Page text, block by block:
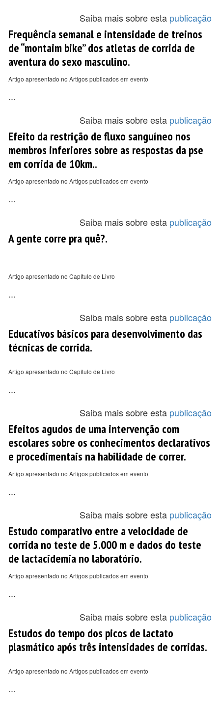
Saiba mais sobre esta publicação
Frequência semanal e intensidade de treinos
de “montaim bike” dos atletas de corrida de
aventura do sexo masculino.
Artigo apresentado no Artigos publicados em evento
...
Saiba mais sobre esta publicação
Efeito da restrição de fluxo sanguíneo nos
membros inferiores sobre as respostas da pse
em corrida de 10km..
Artigo apresentado no Artigos publicados em evento
...
Saiba mais sobre esta publicação
A gente corre pra quê?.
Artigo apresentado no Capítulo de Livro
...
Saiba mais sobre esta publicação
Educativos básicos para desenvolvimento das
técnicas de corrida.
Artigo apresentado no Capítulo de Livro
...
Saiba mais sobre esta publicação
Efeitos agudos de uma intervenção com
escolares sobre os conhecimentos declarativos
e procedimentais na habilidade de correr.
Artigo apresentado no Artigos publicados em evento
...
Saiba mais sobre esta publicação
Estudo comparativo entre a velocidade de
corrida no teste de 5.000 m e dados do teste
de lactacidemia no laboratório.
Artigo apresentado no Artigos publicados em evento
...
Saiba mais sobre esta publicação
Estudos do tempo dos picos de lactato
plasmático após três intensidades de corridas.
Artigo apresentado no Artigos publicados em evento
...